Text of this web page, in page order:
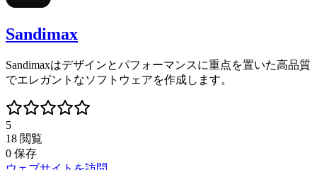
Sandimax
Sandimaxはデザインとパフォーマンスに重点を置いた高品質
でエレガントなソフトウェアを作成します。
5
18 閲覧
0 保存